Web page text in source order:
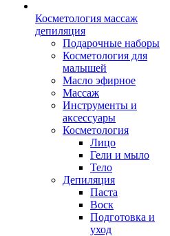
Косметология массаж
депиляция
Подарочные наборы
Косметология для
малышей
Масло эфирное
Массаж
Инструменты и
аксессуары
Косметология
Лицо
Гели и мыло
Тело
Депиляция
Паста
Воск
Подготовка и
уход